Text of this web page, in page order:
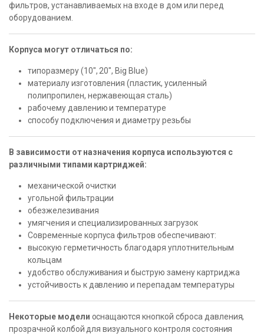
фильтров, устанавливаемых на входе в дом или перед
оборудованием.
Корпуса могут отличаться по:
типоразмеру (10″, 20″, Big Blue)
материалу изготовления (пластик, усиленный
полипропилен, нержавеющая сталь)
рабочему давлению и температуре
способу подключения и диаметру резьбы
В зависимости от назначения корпуса используются с
различными типами картриджей:
механической очистки
угольной фильтрации
обезжелезивания
умягчения и специализированных загрузок
Современные корпуса фильтров обеспечивают:
высокую герметичность благодаря уплотнительным
кольцам
удобство обслуживания и быструю замену картриджа
устойчивость к давлению и перепадам температуры
Некоторые модели оснащаются кнопкой сброса давления,
прозрачной колбой для визуального контроля состояния